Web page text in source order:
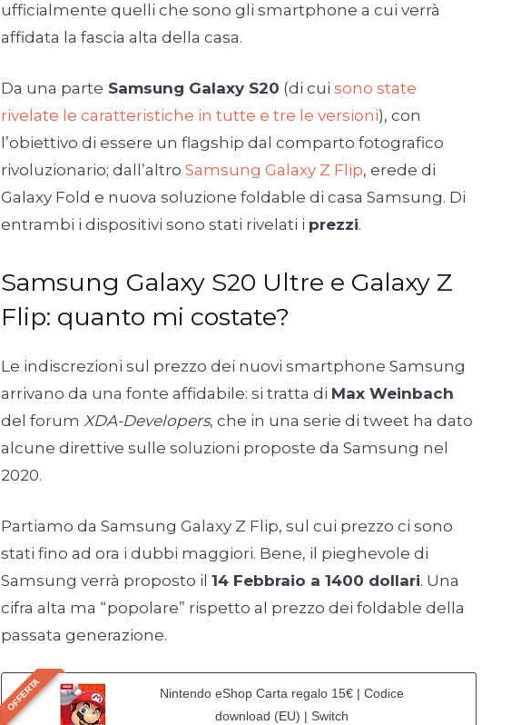
ufficialmente quelli che sono gli smartphone a cui verrà
affidata la fascia alta della casa.
Da una parte Samsung Galaxy S20 (di cui sono state
rivelate le caratteristiche in tutte e tre le versioni), con
l’obiettivo di essere un flagship dal comparto fotografico
rivoluzionario; dall’altro Samsung Galaxy Z Flip, erede di
Galaxy Fold e nuova soluzione foldable di casa Samsung. Di
entrambi i dispositivi sono stati rivelati i prezzi.
Samsung Galaxy S20 Ultre e Galaxy Z
Flip: quanto mi costate?
Le indiscrezioni sul prezzo dei nuovi smartphone Samsung
arrivano da una fonte affidabile: si tratta di Max Weinbach
del forum XDA-Developers, che in una serie di tweet ha dato
alcune direttive sulle soluzioni proposte da Samsung nel
2020.
Partiamo da Samsung Galaxy Z Flip, sul cui prezzo ci sono
stati fino ad ora i dubbi maggiori. Bene, il pieghevole di
Samsung verrà proposto il 14 Febbraio a 1400 dollari. Una
cifra alta ma “popolare” rispetto al prezzo dei foldable della
passata generazione.
OFFERTA
Nintendo eShop Carta regalo 15€ | Codice
download (EU) | Switch